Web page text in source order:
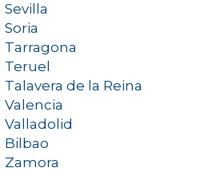
de la Reina
Bilbao
Zamora